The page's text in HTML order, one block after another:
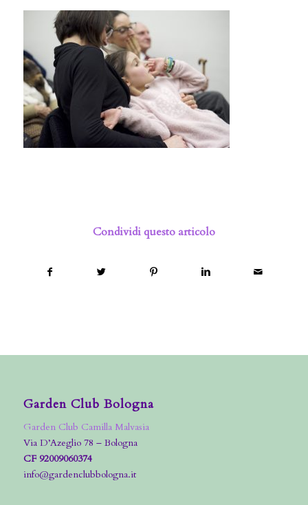
Condividi questo articolo
Garden Club Bologna
Garden Club Camilla Malvasia
Via D’Azeglio 78 – Bologna
CF 92009060374
info@gardenclubbologna.it